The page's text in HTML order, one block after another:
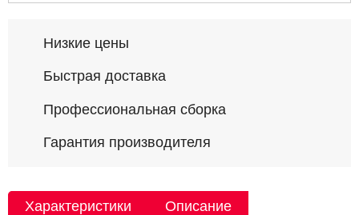
Низкие цены
Быстрая доставка
Профессиональная сборка
Гарантия производителя
Характеристики
Описание